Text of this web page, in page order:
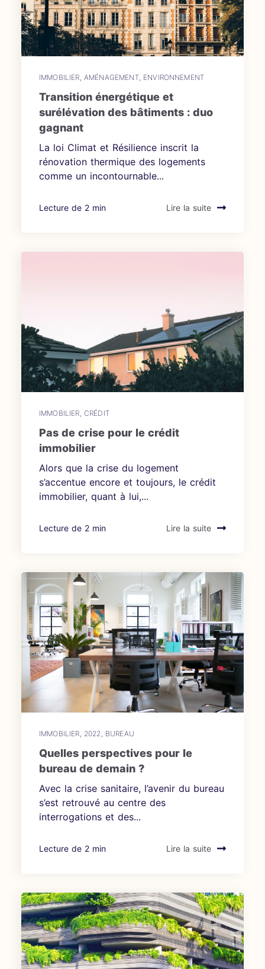
IMMOBILIER AMÉNAGEMENT, ENVIRONNEMENT
Transition énergétique et
surélévation des bâtiments : duo
gagnant
La loi Climat et Résilience inscrit la
rénovation thermique des logements
comme un incontournable...
Lecture de 2 min Lire la suite
IMMOBILIER CRÉDIT
Pas de crise pour le crédit
immobilier
Alors que la crise du logement
s’accentue encore et toujours, le crédit
immobilier, quant à lui,...
Lecture de 2 min Lire la suite
IMMOBILIER, 2022, BUREAU
Quelles perspectives pour le
bureau de demain ?
Avec la crise sanitaire, l’avenir du bureau
s’est retrouvé au centre des
interrogations et des...
Lecture de 2 min Lire la suite